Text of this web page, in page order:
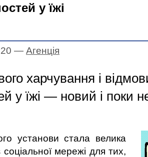
у їжі
— Агенцiя
харчування і
у їжі — новий і поки
установи стала велика
соціальної мережі для тих,